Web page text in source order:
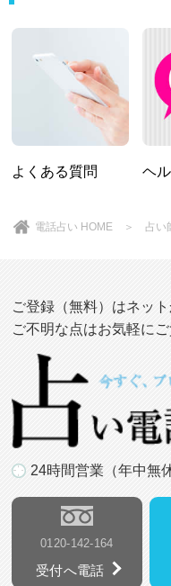
よくある質問 ヘ
電話占い HOME ＞ 占い
ご登録（無料）はネット
ご不明な点はお気軽にご
24時間営業（年中無
0120-142-164
受付へ電話